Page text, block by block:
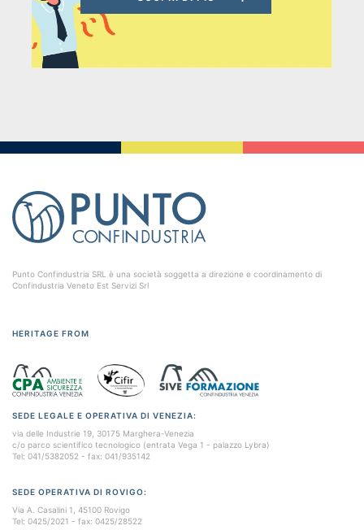
Punto Confindustria SRL è una società soggetta a direzione e coordinamento di
Confindustria Veneto Est Servizi Srl
HERITAGE FROM
SEDE LEGALE E OPERATIVA DI VENEZIA:
via delle Industrie 19, 30175 Marghera-Venezia
c/o parco scientifico tecnologico (entrata Vega 1 - palazzo Lybra)
Tel: 041/5382052 - fax: 041/935142
SEDE OPERATIVA DI ROVIGO:
Via A. Casalini 1, 45100 Rovigo
Tel: 0425/2021 - fax: 0425/28522